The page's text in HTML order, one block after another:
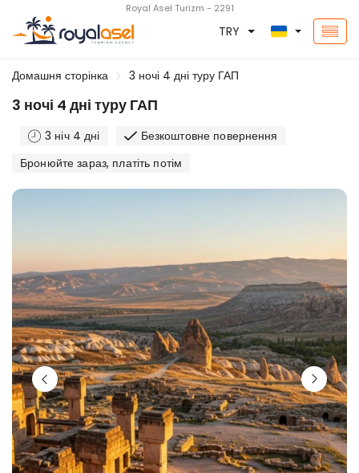
Royal Asel Turizm - 2291
TRY
Домашня сторінка 3 ночі 4 дні туру ГАП
3 ночі 4 дні туру ГАП
3 ніч 4 дні
Безкоштовне повернення
Бронюйте зараз, платіть потім